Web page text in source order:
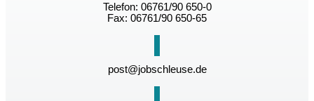
Telefon: 06761/90 650-0
Fax: 06761/90 650-65
post@jobschleuse.de